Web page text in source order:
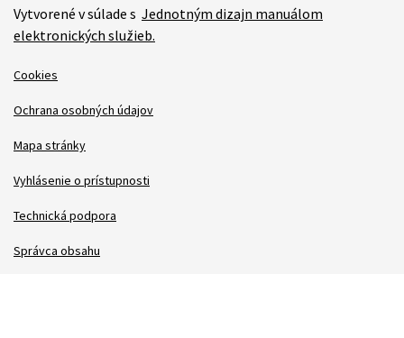
Vytvorené v súlade s Jednotným dizajn manuálom
elektronických služieb.
Cookies
Ochrana osobných údajov
Mapa stránky
Vyhlásenie o prístupnosti
Technická podpora
Správca obsahu